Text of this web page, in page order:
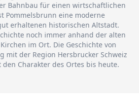
Bahnbau für einen wirtschaftlichen
Pommelsbrunn eine moderne
erhaltenen historischen Altstadt.
noch immer anhand der alten
im Ort. Die Geschichte von
mit der Region Hersbrucker Schweiz
Charakter des Ortes bis heute.